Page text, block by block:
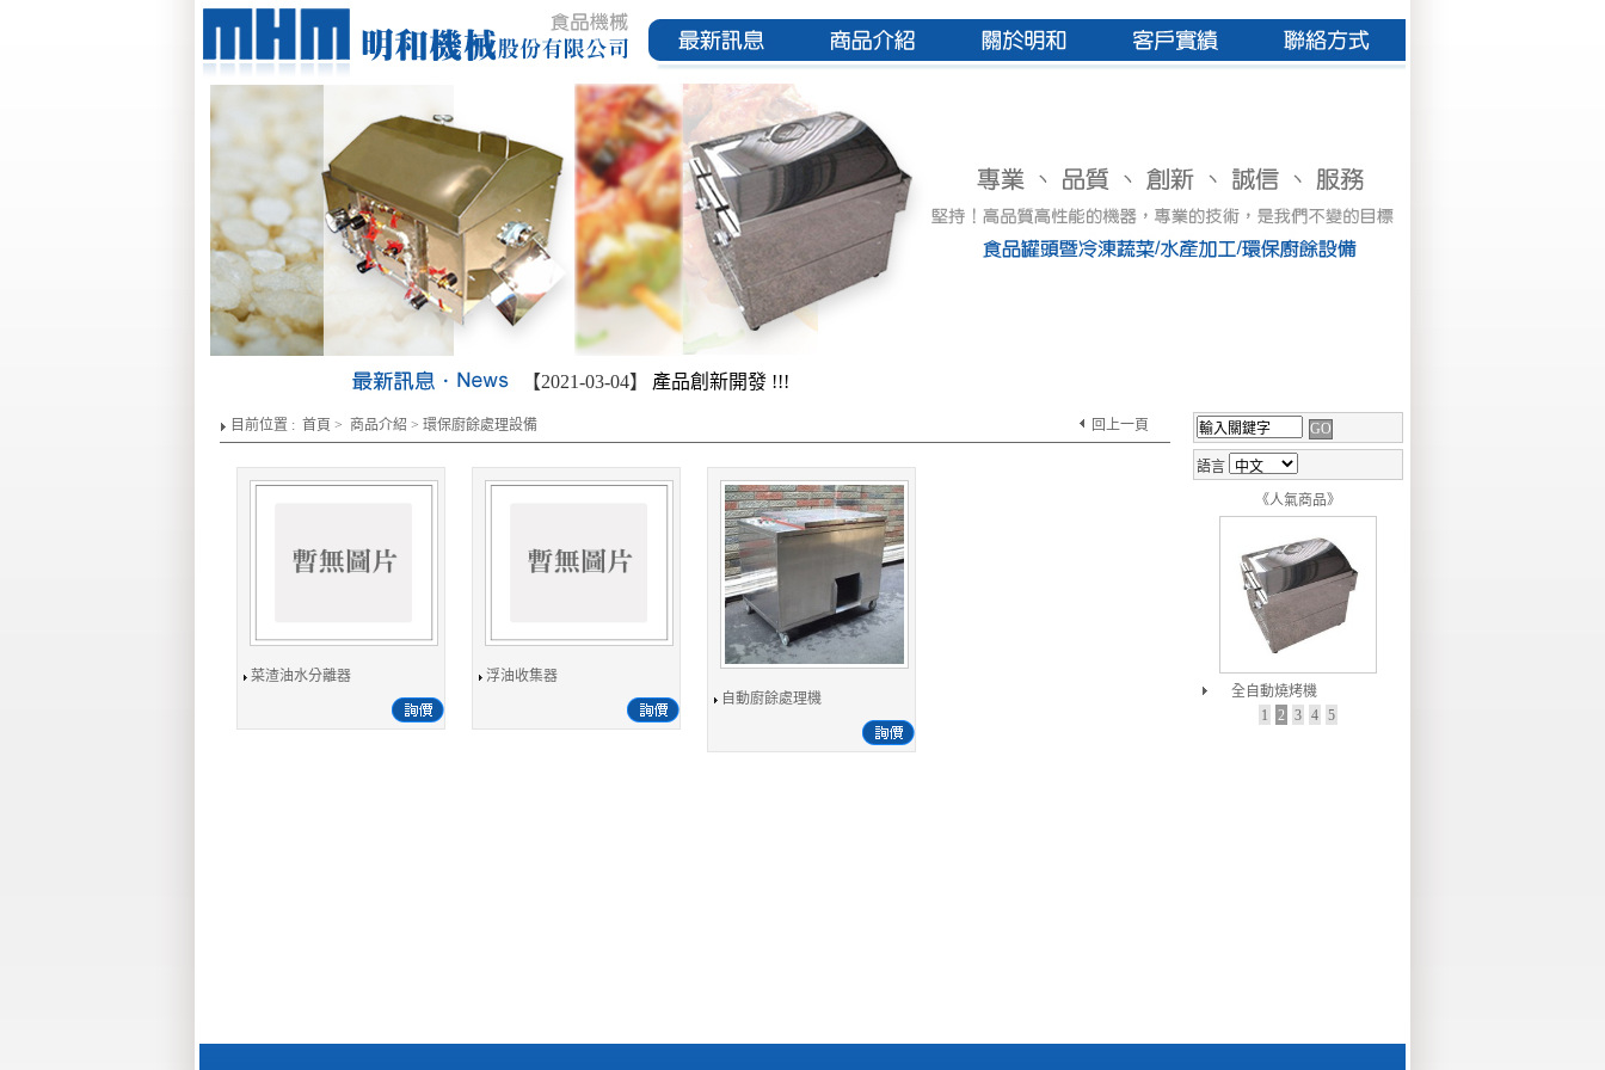
【2021-03-04】 產品創新開發 !!!
目前位置 : 首頁 > 商品介紹 > 環保廚餘處理設備 回上一頁
菜渣油水分離器
浮油收集器
自動廚餘處理機
語言
《人氣商品》
全自動燒烤機
1
2 3 4 5